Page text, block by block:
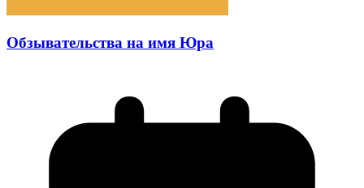
Обзывательства на имя Юра